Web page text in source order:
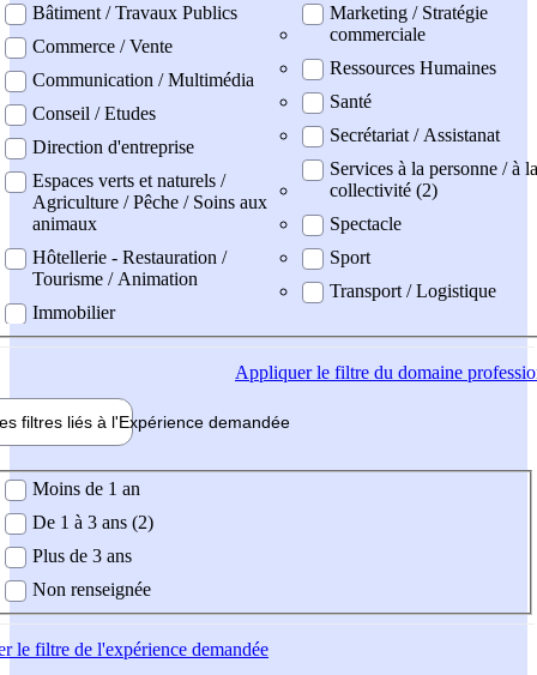
Bâtiment / Travaux Publics
Commerce / Vente
Communication / Multimédia
Conseil / Etudes
Direction d'entreprise
Espaces verts et naturels /
Agriculture / Pêche / Soins aux
animaux
Hôtellerie - Restauration /
Tourisme / Animation
Immobilier
Marketing / Stratégie
commerciale
Ressources Humaines
Santé
Secrétariat / Assistanat
Services à la personne / à la
collectivité (2)
Spectacle
Sport
Transport / Logistique
Appliquerle filtre du domaine
filtres liés à l'Expérience demandée
demandée
Moins de 1 an
De 1 à 3 ans (2)
Plus de 3 ans
Non renseignée
le filtre de l'expérience demandée